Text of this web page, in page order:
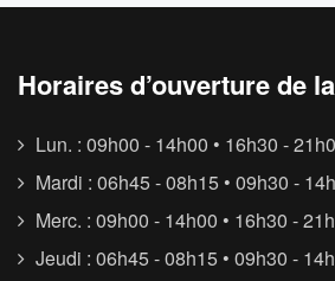
Horaires d’ouverture de
Lun. : 09h00 - 14h00 • 16h30 -
Mardi : 06h45 - 08h15 • 09h30 -
Merc. : 09h00 - 14h00 • 16h30 -
Jeudi : 06h45 - 08h15 • 09h30 -